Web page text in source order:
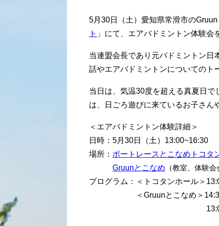
5月30日（土）愛知県常滑市の
ト 」にて、エアバドミントン体験会
当連盟会長であり元バドミントン日
話やエアバドミントンについてのト
当日は、気温30度を超える真夏日
は、日ごろ遊びに来ているお子さん
＜エアバドミントン体験詳細＞
日時：5月30日（土）13:00~16:30
場所： ボートレースとこなめトコタ
Gruunとこなめ （教室、体験
プログラム：＜トコタンホール＞
＜Gruunとこなめ＞14:30
13:00～14:30、15:30